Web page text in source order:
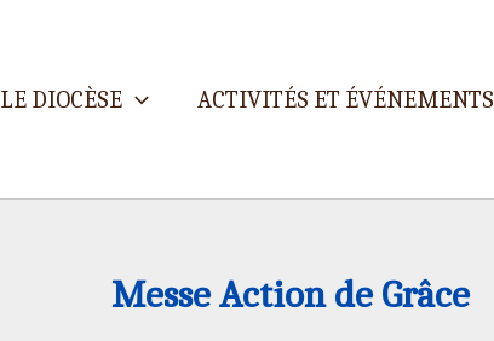
LE DIOCÈSE ACTIVITÉS ET ÉVÉNEMENTS
Messe Action de Grâce